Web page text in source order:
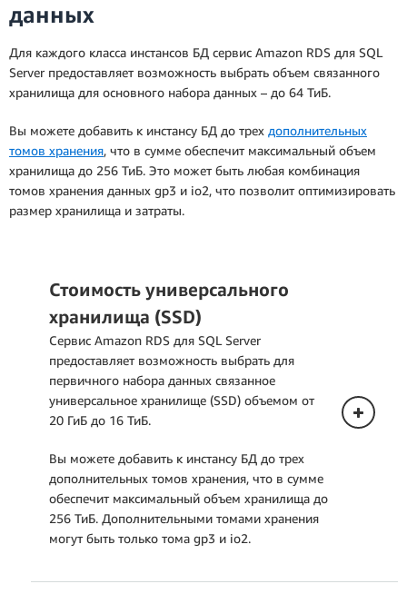
данных
Для каждого класса инстансов БД сервис Amazon RDS для SQL
Server предоставляет возможность выбрать объем связанного
хранилища для основного набора данных – до 64 ТиБ.
Вы можете добавить к инстансу БД до трех дополнительных
томов хранения, что в сумме обеспечит максимальный объем
хранилища до 256 ТиБ. Это может быть любая комбинация
томов хранения данных gp3 и io2, что позволит оптимизировать
размер хранилища и затраты.
Стоимость универсального
хранилища (SSD)
Сервис Amazon RDS для SQL Server
предоставляет возможность выбрать для
первичного набора данных связанное
универсальное хранилище (SSD) объемом от
20 ГиБ до 16 ТиБ.
Вы можете добавить к инстансу БД до трех
дополнительных томов хранения, что в сумме
обеспечит максимальный объем хранилища до
256 ТиБ. Дополнительными томами хранения
могут быть только тома gp3 и io2.